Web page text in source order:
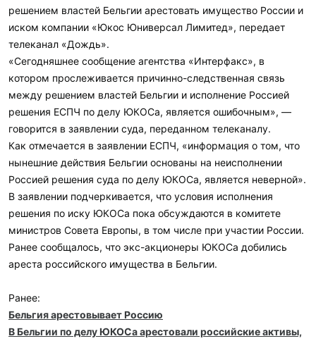
решением властей Бельгии арестовать имущество России и
иском компании «Юкос Юниверсал Лимитед», передает
телеканал «Дождь».
«Сегодняшнее сообщение агентства «Интерфакс», в
котором прослеживается причинно-следственная связь
между решением властей Бельгии и исполнение Россией
решения ЕСПЧ по делу ЮКОСа, является ошибочным», —
говорится в заявлении суда, переданном телеканалу.
Как отмечается в заявлении ЕСПЧ, «информация о том, что
нынешние действия Бельгии основаны на неисполнении
Россией решения суда по делу ЮКОСа, является неверной».
В заявлении подчеркивается, что условия исполнения
решения по иску ЮКОСа пока обсуждаются в комитете
министров Совета Европы, в том числе при участии России.
Ранее сообщалось, что экс-акционеры ЮКОСа добились
ареста российского имущества в Бельгии.
Ранее:
Бельгия арестовывает Россию
В Бельгии по делу ЮКОСа арестовали российские активы,